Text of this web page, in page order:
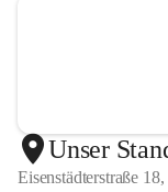
Unser
Eisenstädterstraße